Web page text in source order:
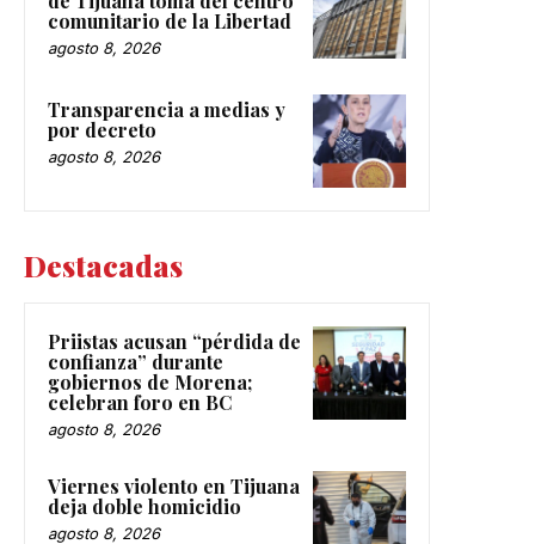
comunitario de la Libertad
agosto 8, 2026
Transparencia a medias y
por decreto
agosto 8, 2026
Destacadas
Priistas acusan “pérdida de
confianza” durante
gobiernos de Morena;
celebran foro en BC
agosto 8, 2026
Viernes violento en Tijuana
deja doble homicidio
agosto 8, 2026